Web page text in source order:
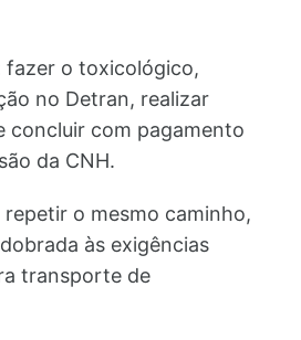
fazer o toxicológico,
no Detran, realizar
concluir com pagamento
da CNH.
repetir o mesmo caminho,
às exigências
transporte de